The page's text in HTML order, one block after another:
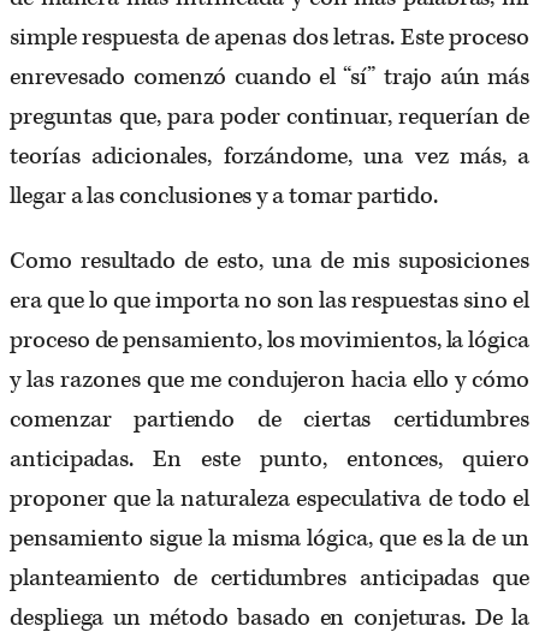
simple respuesta de apenas dos letras. Este proceso
enrevesado comenzó cuando el “sí” trajo aún más
preguntas que, para poder continuar, requerían de
teorías adicionales, forzándome, una vez más, a
llegar a las conclusiones y a tomar partido.
Como resultado de esto, una de mis suposiciones
era que lo que importa no son las respuestas sino el
proceso de pensamiento, los movimientos, la lógica
y las razones que me condujeron hacia ello y cómo
comenzar partiendo de ciertas certidumbres
anticipadas. En este punto, entonces, quiero
proponer que la naturaleza especulativa de todo el
pensamiento sigue la misma lógica, que es la de un
planteamiento de certidumbres anticipadas que
despliega un método basado en conjeturas. De la